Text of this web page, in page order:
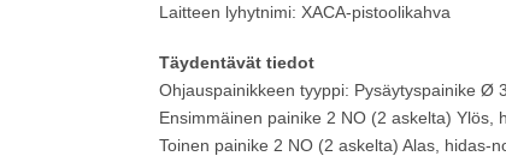
Laitteen lyhytnimi: XACA-pistoolikahva
Täydentävät tiedot
Ohjauspainikkeen tyyppi: Pysäytyspainike Ø
Ensimmäinen painike 2 NO (2 askelta) Ylös,
Toinen painike 2 NO (2 askelta) Alas, hidas-